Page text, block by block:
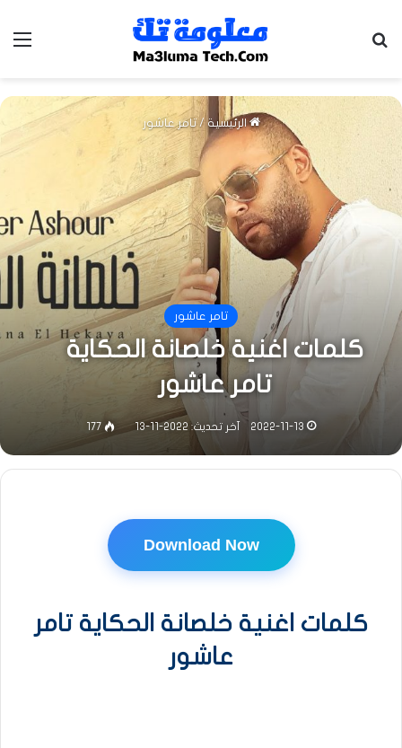
الرئيسية / تامر عاشور
تامر عاشور
كلمات اغنية خلصانة الحكاية
تامر عاشور
2022-11-13 آخر تحديث: 2022-11-13 177
Download Now
كلمات اغنية خلصانة الحكاية تامر
عاشور